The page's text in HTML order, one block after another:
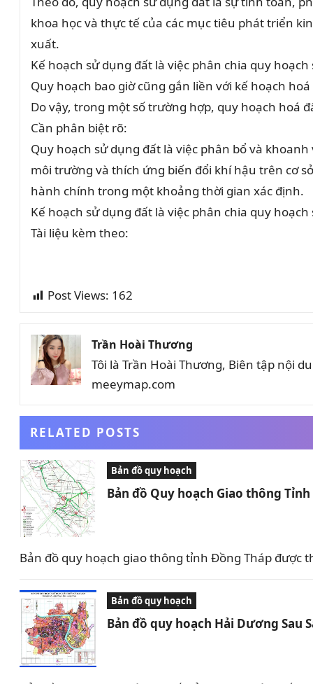
khoa học và thực tế của các mục tiêu phát triển
xuất.
Kế hoạch sử dụng đất là việc phân chia quy
Quy hoạch bao giờ cũng gắn liền với kế hoạch
Do vậy, trong một số trường hợp, quy hoạch hoá
Cần phân biệt rõ:
Quy hoạch sử dụng đất là việc phân bổ và
môi trường và thích ứng biến đổi khí hậu trên cơ
hành chính trong một khoảng thời gian xác định.
Kế hoạch sử dụng đất là việc phân chia quy
Tài liệu kèm theo:
Post Views: 162
Trần Hoài Thương
Tôi là Trần Hoài Thương, Biên tập nội
meeymap.com
RELATED POSTS
Bản đồ quy hoạch
Bản đồ Quy hoạch Giao thông
Bản đồ quy hoạch giao thông tỉnh Đồng Tháp
Bản đồ quy hoạch
Bản đồ quy hoạch Hải Dương Sau